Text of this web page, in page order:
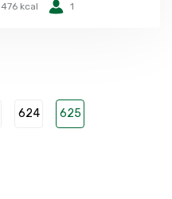
476 kcal 1
624 625